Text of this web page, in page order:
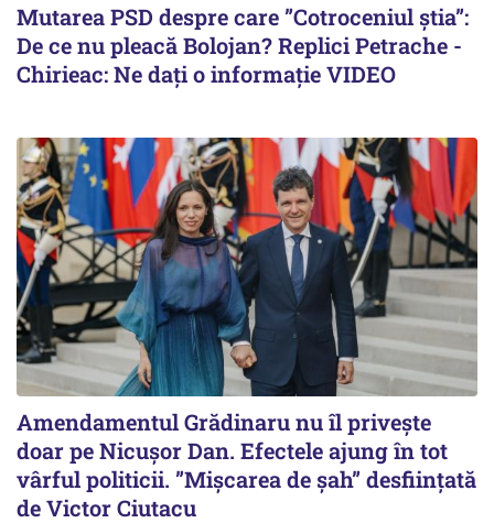
Mutarea PSD despre care ”Cotroceniul știa”:
De ce nu pleacă Bolojan? Replici Petrache -
Chirieac: Ne dați o informație VIDEO
Amendamentul Grădinaru nu îl privește
doar pe Nicușor Dan. Efectele ajung în tot
vârful politicii. ”Mișcarea de șah” desființată
de Victor Ciutacu